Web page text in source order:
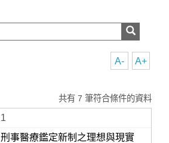
A+
A-
共有 7 筆符合條件的資料
1
刑事醫療鑑定新制之理想與現實